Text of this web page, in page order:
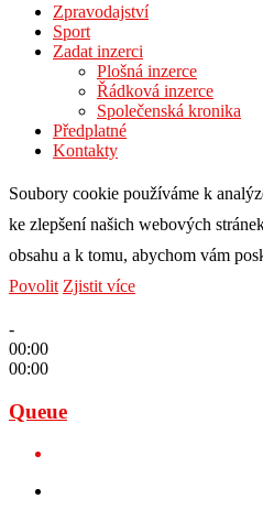
Zpravodajství
Sport
Zadat inzerci
Plošná inzerce
Řádková inzerce
Společenská kronika
Předplatné
Kontakty
Soubory cookie používáme k
ke zlepšení našich webových
obsahu a k tomu, abychom vám
Povolit Zjistit více
-
00:00
00:00
Queue